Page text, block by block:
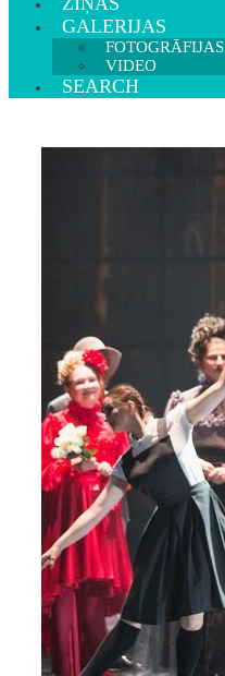
GALERIJAS
FOTOGRĀFIJAS
VIDEO
SEARCH